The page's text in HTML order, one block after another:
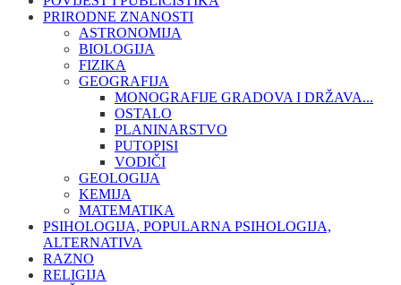
PRIRODNE ZNANOSTI
ASTRONOMIJA
BIOLOGIJA
FIZIKA
GEOGRAFIJA
MONOGRAFIJE GRADOVA I DRŽAVA...
OSTALO
PLANINARSTVO
PUTOPISI
VODIČI
GEOLOGIJA
KEMIJA
MATEMATIKA
PSIHOLOGIJA, POPULARNA PSIHOLOGIJA,
ALTERNATIVA
RAZNO
RELIGIJA